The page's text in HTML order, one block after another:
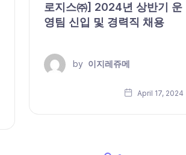
로지스㈜] 2024년 상반기 운
영팀 신입 및 경력직 채용
by 이지레쥬메
April 17, 2024